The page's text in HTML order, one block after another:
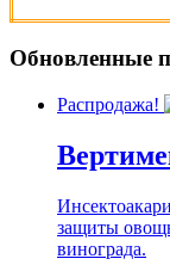
Обновленные
Распродажа!
защиты
винограда.